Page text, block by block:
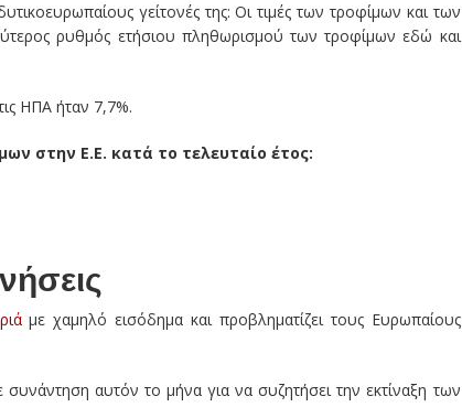
γείτονές της: Οι τιμές των τροφίμων και των
ρυθμός ετήσιου πληθωρισμού των τροφίμων εδώ και
ΗΠΑ ήταν 7,7%.
στην Ε.Ε. κατά το τελευταίο έτος:
με χαμηλό εισόδημα και προβληματίζει τους Ευρωπαίους
αυτόν το μήνα για να συζητήσει την εκτίναξη των